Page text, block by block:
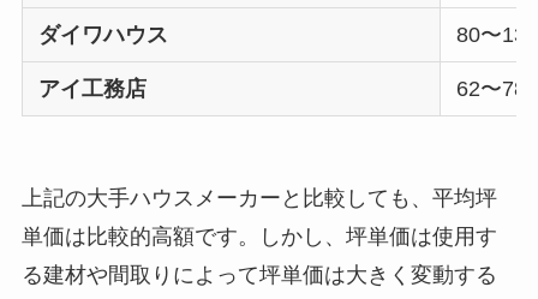
ダイワハウス 80〜
アイ工務店 62〜
上記の大手ハウスメーカーと比較しても、平均坪
単価は比較的高額です。しかし、坪単価は使用す
る建材や間取りによって坪単価は大きく変動する